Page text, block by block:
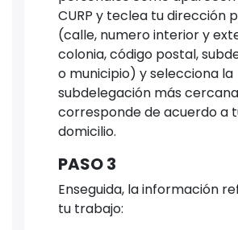
CURP y teclea tu dirección
(calle, numero interior y
colonia, código postal,
o municipio) y selecciona la
subdelegación más
corresponde de acuerdo a
domicilio.
PASO 3
Enseguida, la información
tu trabajo: